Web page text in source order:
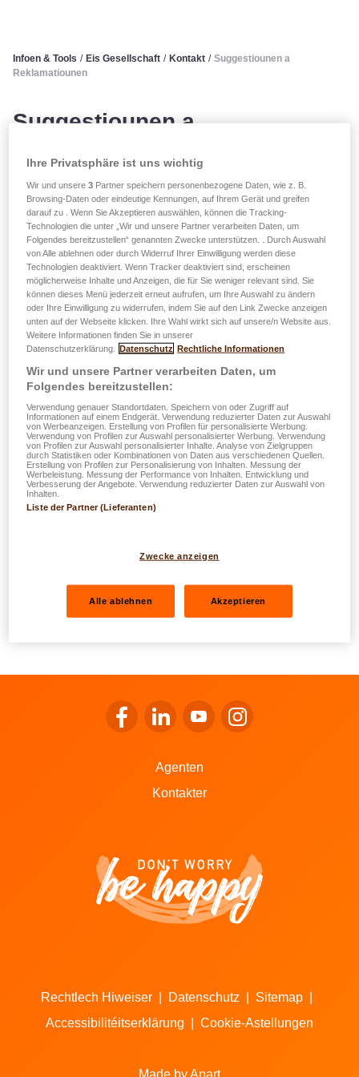
Infoen & Tools / Eis Gesellschaft / Kontakt / Suggestiounen a
Reklamatiounen
Suggestiounen a
Reklamatiounen
Formulaire
Reklamatioun
Clientzefriddenheet steet am Häerz vun
eise Prioritéiten
LALUX Assurances ass sech bewosst, datt hir Clienten
eng tadellos Qualitéit vum Service erwaarden. Dofir si mir
och ëmmer op der Sich no Verbesserungsméiglechkeeten
a fir all Suggestioun oder Kritik op.
Wann Dir Är Iddien oder Ureegunge mat eis deelen oder
Är Onzefriddenheet mam Service vu LALUX Assurances
reclamations@lalux.lu
Politik fir d'Gestioun vu Reklamatiounen
Op de Facebook vu LALUX goen
Op de LinkedIn vu LALUX goen
Op de YouTube vu LALUX
Op den Instagram vu
Agenten
Kontakter
Rechtlech Hiweiser Datenschutz Sitemap
Accessibilitéitserklärung
Cookie-Astellungen
Ihre Privatsphäre ist uns wichtig
Wir und unsere3 Partner speichern personenbezogene Daten, wie z. B.
Browsing-Daten oder eindeutige Kennungen, auf Ihrem Gerät und greifen
darauf zu . Wenn Sie Akzeptieren auswählen, können die Tracking-
Technologien die unter „Wir und unsere Partner verarbeiten Daten, um
Folgendes bereitzustellen“ genannten Zwecke unterstützen. . Durch Auswahl
von Alle ablehnen oder durch Widerruf Ihrer Einwilligung werden diese
Technologien deaktiviert. Wenn Tracker deaktiviert sind, erscheinen
möglicherweise Inhalte und Anzeigen, die für Sie weniger relevant sind. Sie
können dieses Menü jederzeit erneut aufrufen, um Ihre Auswahl zu ändern
oder Ihre Einwilligung zu widerrufen, indem Sie auf den Link Zwecke anzeigen
unten auf der Webseite klicken. Ihre Wahl wirkt sich auf unsere/n Website aus.
Weitere Informationen finden Sie in unserer
Datenschutzerklärung.
Datenschutz Rechtliche Informationen
Wir und unsere Partner verarbeiten Daten, um
Folgendes bereitzustellen:
Verwendung genauer Standortdaten. Speichern von oder Zugriff auf
Informationen auf einem Endgerät. Verwendung reduzierter Daten zur Auswahl
von Werbeanzeigen. Erstellung von Profilen für personalisierte Werbung.
Verwendung von Profilen zur Auswahl personalisierter Werbung. Verwendung
von Profilen zur Auswahl personalisierter Inhalte. Analyse von Zielgruppen
durch Statistiken oder Kombinationen von Daten aus verschiedenen Quellen.
Erstellung von Profilen zur Personalisierung von Inhalten. Messung der
Werbeleistung. Messung der Performance von Inhalten. Entwicklung und
Verbesserung der Angebote. Verwendung reduzierter Daten zur Auswahl von
Inhalten.
Liste der Partner (Lieferanten)
Zwecke anzeigen
Alle ablehnen Akzeptieren